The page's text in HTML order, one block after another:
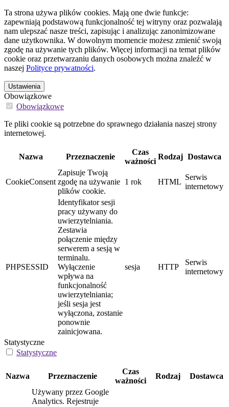
Ta strona używa plików cookies. Mają one dwie funkcje:
zapewniają podstawową funkcjonalność tej witryny oraz pozwalają
nam ulepszać nasze treści, zapisując i analizując zanonimizowane
dane użytkownika. W dowolnym momencie możesz zmienić swoją
zgodę na używanie tych plików. Więcej informacji na temat plików
cookie oraz przetwarzaniu danych osobowych można znaleźć w
naszej Polityce prywatności.
Ustawienia
Obowiązkowe
Obowiązkowe
Te pliki cookie są potrzebne do sprawnego działania naszej strony
internetowej.
Nazwa Przeznaczenie
Czas
ważności
Rodzaj Dostawca
CookieConsent
Zapisuje Twoją
zgodę na używanie
plików cookie.
1 rok HTML
Serwis
internetowy
PHPSESSID
Identyfikator sesji
pracy używany do
uwierzytelniania.
Zestawia
połączenie między
serwerem a sesją w
terminalu.
Wyłączenie
wpływa na
funkcjonalność
uwierzytelniania;
jeśli sesja jest
wyłączona, zostanie
ponownie
zainicjowana.
sesja HTTP
Serwis
internetowy
Statystyczne
Statystyczne
Nazwa Przeznaczenie
Czas
ważności
Rodzaj
Dostawca
Używany przez Google
Analytics. Rejestruje